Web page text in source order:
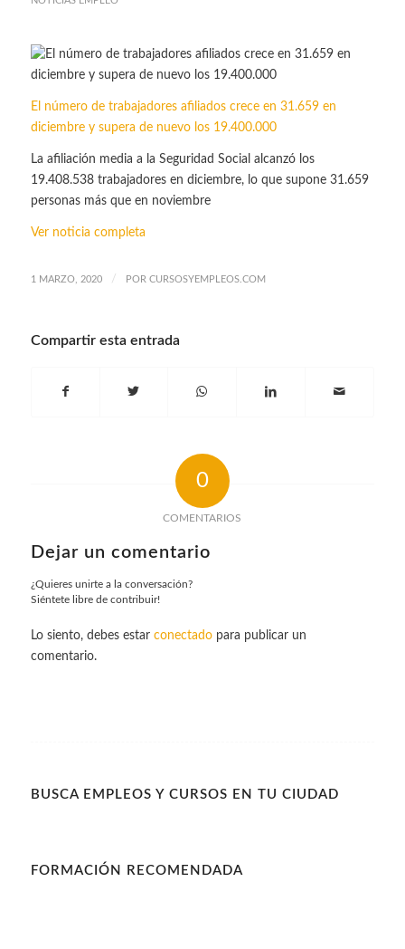
El número de trabajadores afiliados crece en 31.659 en
diciembre y supera de nuevo los 19.400.000
La afiliación media a la Seguridad Social alcanzó los
19.408.538 trabajadores en diciembre, lo que supone 31.659
personas más que en noviembre
Ver noticia completa
1 MARZO, 2020 / POR CURSOSYEMPLEOS.COM
Compartir esta entrada
0
COMENTARIOS
Dejar un comentario
¿Quieres unirte a la conversación?
Siéntete libre de contribuir!
Lo siento, debes estar conectadopara publicar un
comentario.
BUSCA EMPLEOS Y CURSOS EN TU CIUDAD
FORMACIÓN RECOMENDADA